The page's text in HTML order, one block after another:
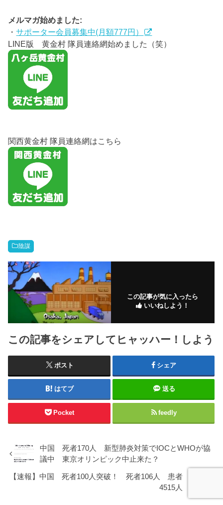
メルマガ始めました:
・サポーター会員募集中(月額777円）
LINE版 黄金村 隊員連絡網始めました（笑）
関西黄金村 隊員連絡網はこちら
陰謀
この記事が気に入ったら
いいねしよう！
この記事をシェアしてヒャッハー！しよう
ポスト シェア
はてブ 送る
Pocket feedly
中国 死者170人 新型肺炎対策でIOCとWHOが協
議中 東京オリンピック中止来た？
【速報】中国 死者100人突破！ 死者106人 患者
4515人